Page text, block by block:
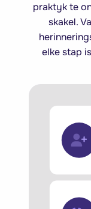
praktyk te
skakel.
elke stap